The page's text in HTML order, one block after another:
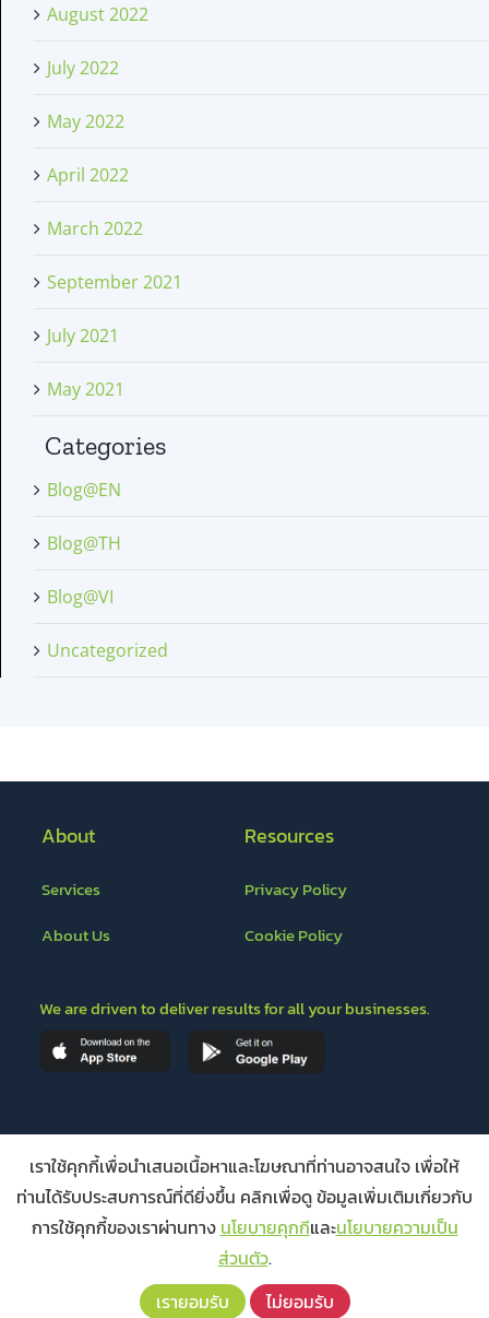
เราใช้คุกกี้เพื่อนำเสนอเนื้อหาและโฆษณาที่ท่านอาจสนใจ เพื่อให้
ท่านได้รับประสบการณ์ที่ดียิ่งขึ้น คลิกเพื่อดู ข้อมูลเพิ่มเติมเกี่ยวกับ
การใช้คุกกี้ของเราผ่านทาง นโยบายคุกกีและนโยบายความเป็น
ส่วนตัว.
เรายอมรับ
ไม่ยอมรับ
August 2022
July 2022
May 2022
April 2022
March 2022
September 2021
July 2021
May 2021
Categories
Blog@EN
Blog@TH
Blog@VI
Uncategorized
About
Services
About Us
Resources
Privacy Policy
Cookie Policy
Ours Partners
We are driven to deliver results for all your businesses.